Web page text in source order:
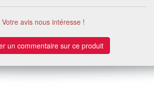
Votre avis nous intéresse !
un commentaire sur ce produit